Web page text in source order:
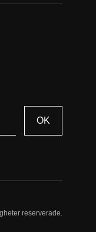
OK
reserverade.